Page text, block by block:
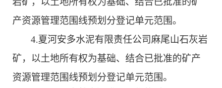
产资源管理范围线预划分登记单元范围。
4.夏河安多水泥有限责任公司麻尾山石灰岩
矿，以土地所有权为基础、结合已批准的矿产
资源管理范围线预划分登记单元范围。